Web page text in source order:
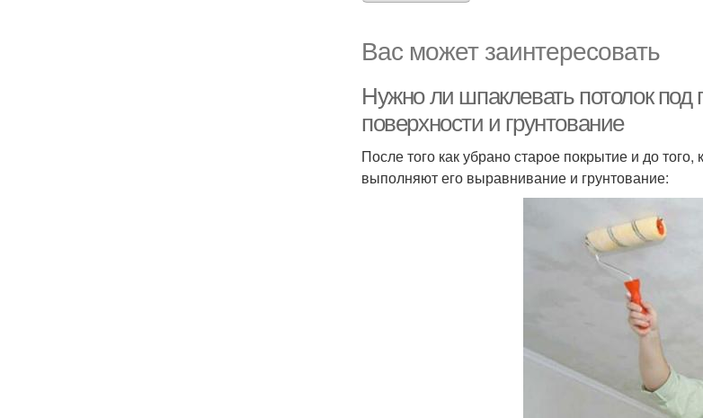
Вас может заинтересовать
Нужно ли шпаклевать потолок под
поверхности и грунтование
После того как убрано старое покрытие и до
выполняют его выравнивание и грунтование: